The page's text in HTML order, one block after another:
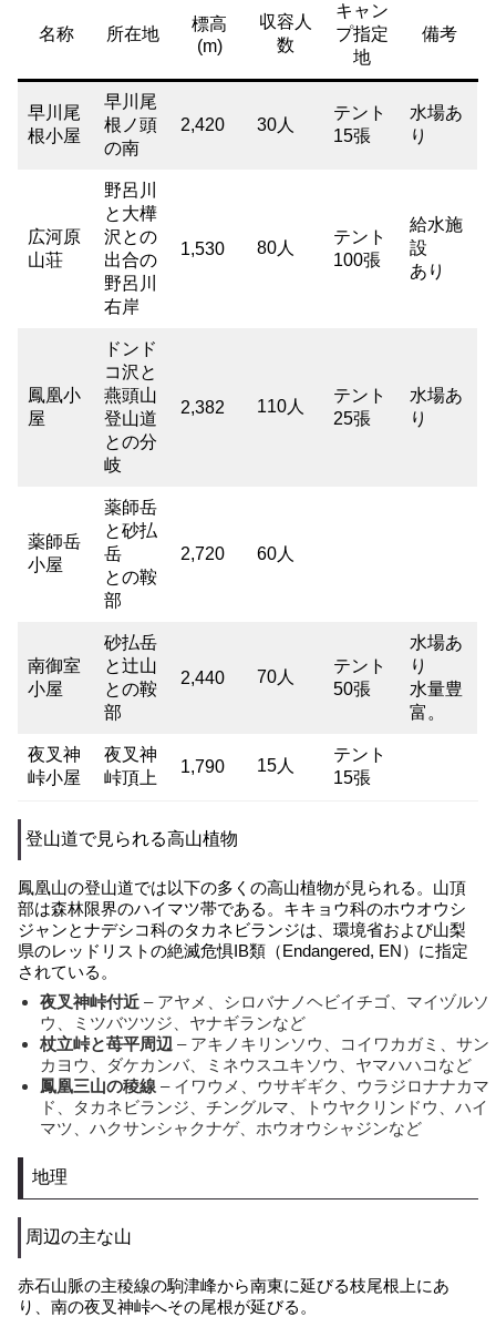
名称 所在地
標高
(m)
収容人
数
キャン
プ指定
地
備考
早川尾
根小屋
早川尾
根ノ頭
の南
2,420 30人
テント
15張
水場あ
り
広河原
山荘
野呂川
と大樺
沢との
出合の
野呂川
右岸
1,530 80人
テント
100張
給水施
設
あり
鳳凰小
屋
ドンド
コ沢と
燕頭山
登山道
との分
岐
2,382 110人
テント
25張
水場あ
り
薬師岳
小屋
薬師岳
と砂払
岳
との鞍
部
2,720 60人
南御室
小屋
砂払岳
と辻山
との鞍
部
2,440 70人
テント
50張
水場あ
り
水量豊
富。
夜叉神
峠小屋
夜叉神
峠頂上
1,790 15人
テント
15張
登山道で見られる高山植物
鳳凰山の登山道では以下の多くの高山植物が見られる。山頂
部は森林限界のハイマツ帯である。キキョウ科のホウオウシ
ジャンとナデシコ科のタカネビランジは、環境省および山梨
県のレッドリストの絶滅危惧IB類（Endangered, EN）に指定
されている。
夜叉神峠付近 – アヤメ、シロバナノヘビイチゴ、マイヅルソ
ウ、ミツバツツジ、ヤナギランなど
杖立峠と苺平周辺 – アキノキリンソウ、コイワカガミ、サン
カヨウ、ダケカンバ、ミネウスユキソウ、ヤマハハコなど
鳳凰三山の稜線 – イワウメ、ウサギギク、ウラジロナナカマ
ド、タカネビランジ、チングルマ、トウヤクリンドウ、ハイ
マツ、ハクサンシャクナゲ、ホウオウシャジンなど
地理
周辺の主な山
赤石山脈の主稜線の駒津峰から南東に延びる枝尾根上にあ
り、南の夜叉神峠へその尾根が延びる。